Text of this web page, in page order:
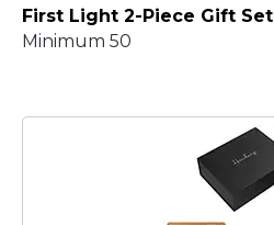
First Light 2-Piece Gift Set
Minimum 50